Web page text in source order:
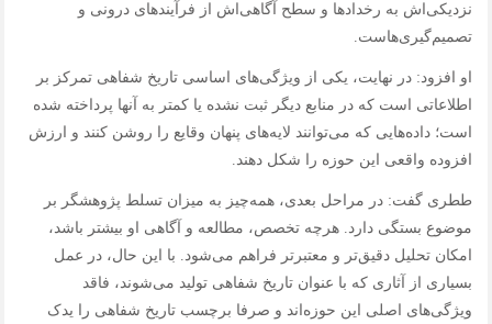
نزدیکی‌اش به رخدادها و سطح آگاهی‌اش از فرآیندهای درونی و
تصمیم‌گیری‌هاست.
او افزود: در نهایت، یکی از ویژگی‌های اساسی تاریخ شفاهی تمرکز بر
اطلاعاتی است که در منابع دیگر ثبت نشده یا کمتر به آنها پرداخته شده
است؛ داده‌هایی که می‌توانند لایه‌های پنهان وقایع را روشن کنند و ارزش
افزوده واقعی این حوزه را شکل دهند.
ططری گفت: در مراحل بعدی، همه‌چیز به میزان تسلط پژوهشگر بر
موضوع بستگی دارد. هرچه تخصص، مطالعه و آگاهی او بیشتر باشد،
امکان تحلیل دقیق‌تر و معتبرتر فراهم می‌شود. با این حال، در عمل
بسیاری از آثاری که با عنوان تاریخ شفاهی تولید می‌شوند، فاقد
ویژگی‌های اصلی این حوزه‌اند و صرفا برچسب تاریخ شفاهی را یدک